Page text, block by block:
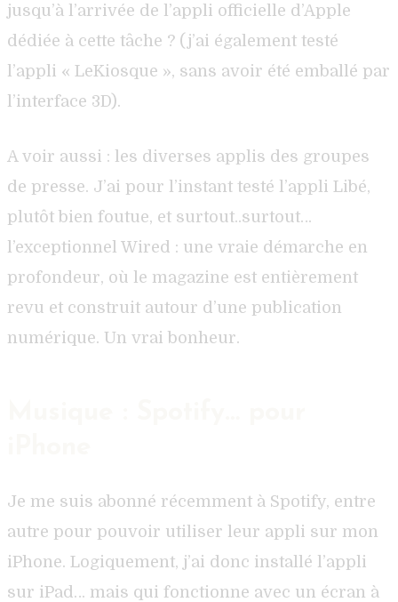
jusqu’à l’arrivée de l’appli officielle d’Apple
dédiée à cette tâche ? (j’ai également testé
l’appli « LeKiosque », sans avoir été emballé par
l’interface 3D).
A voir aussi : les diverses applis des groupes
de presse. J’ai pour l’instant testé l’appli Libé,
plutôt bien foutue, et surtout..surtout…
l’exceptionnel Wired : une vraie démarche en
profondeur, où le magazine est entièrement
revu et construit autour d’une publication
numérique. Un vrai bonheur.
Je me suis abonné récemment à Spotify, entre
autre pour pouvoir utiliser leur appli sur mon
iPhone. Logiquement, j’ai donc installé l’appli
sur iPad… mais qui fonctionne avec un écran à